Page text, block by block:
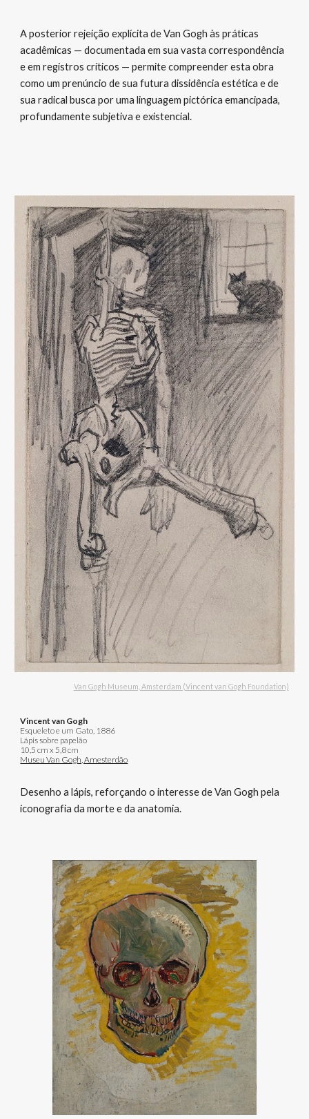
A posterior rejeição explícita de Van Gogh às práticas
acadêmicas — documentada em sua vasta correspondência
e em registros críticos — permite compreender esta obra
como um prenúncio de sua futura dissidência estética e de
sua radical busca por uma linguagem pictórica emancipada,
profundamente subjetiva e existencial.
Van Gogh Museum, Amsterdam (Vincent van Gogh Foundation)
Vincent van Gogh
Esqueleto e um Gato, 1886
Lápis sobre papelão
10,5 cm x 5,8 cm
Museu Van Gogh, Amesterdão
Desenho a lápis, reforçando o interesse de Van Gogh pela
iconografia da morte e da anatomia.